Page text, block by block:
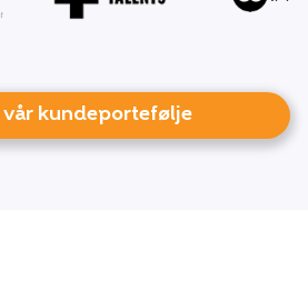
vår kundeportefølje